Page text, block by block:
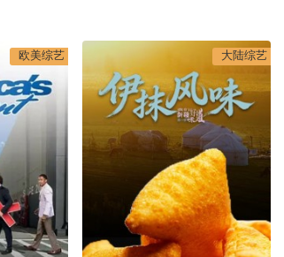
欧美综艺 大陆综艺